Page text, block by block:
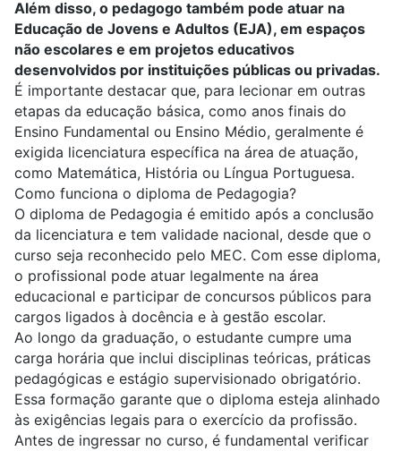
Além disso, o pedagogo também pode atuar na
Educação de Jovens e Adultos (EJA), em espaços
não escolares e em projetos educativos
desenvolvidos por instituições públicas ou privadas.
É importante destacar que, para lecionar em outras
etapas da educação básica, como anos finais do
Ensino Fundamental ou Ensino Médio, geralmente é
exigida licenciatura específica na área de atuação,
como Matemática, História ou Língua Portuguesa.
Como funciona o diploma de Pedagogia?
O diploma de Pedagogia é emitido após a conclusão
da licenciatura e tem validade nacional, desde que o
curso seja reconhecido pelo MEC. Com esse diploma,
o profissional pode atuar legalmente na área
educacional e participar de concursos públicos para
cargos ligados à docência e à gestão escolar.
Ao longo da graduação, o estudante cumpre uma
carga horária que inclui disciplinas teóricas, práticas
pedagógicas e estágio supervisionado obrigatório.
Essa formação garante que o diploma esteja alinhado
às exigências legais para o exercício da profissão.
Antes de ingressar no curso, é fundamental verificar